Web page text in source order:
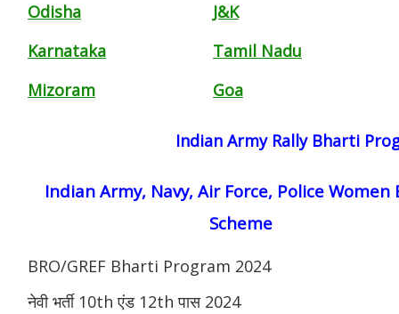
Odisha
J&K
Karnataka
Tamil Nadu
Mizoram
Goa
Indian Army Rally Bharti
Indian Army, Navy, Air Force, Police Women
Scheme
BRO/GREF Bharti Program 2024
नेवी भर्ती 10th एंड 12th पास 2024